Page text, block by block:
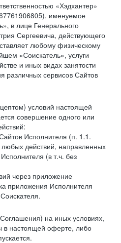
«Хэдхантер»
именуемое
в лице Генерального
Сергеевича, действующего
любому физическому
«Соискатель», услуги
и иных видах занятости
различных сервисов Сайтов
условий настоящей
совершение одного или
Исполнителя (п. 1.1.
действий, направленных
(в т.ч. без
через приложение
приложения Исполнителя
на иных условиях,
в настоящей оферте, либо